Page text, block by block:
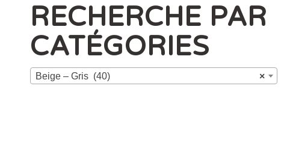
RECHERCHE PAR
CATÉGORIES
×
Beige – Gris (40)